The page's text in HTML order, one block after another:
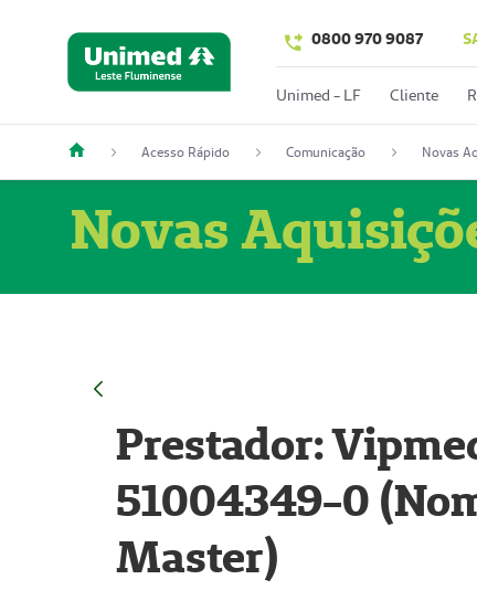
0800 970 9087
Unimed - LF Cliente
Acesso Rápido Comunicação Novas
Novas
Prestador:
51004349-0
Master)